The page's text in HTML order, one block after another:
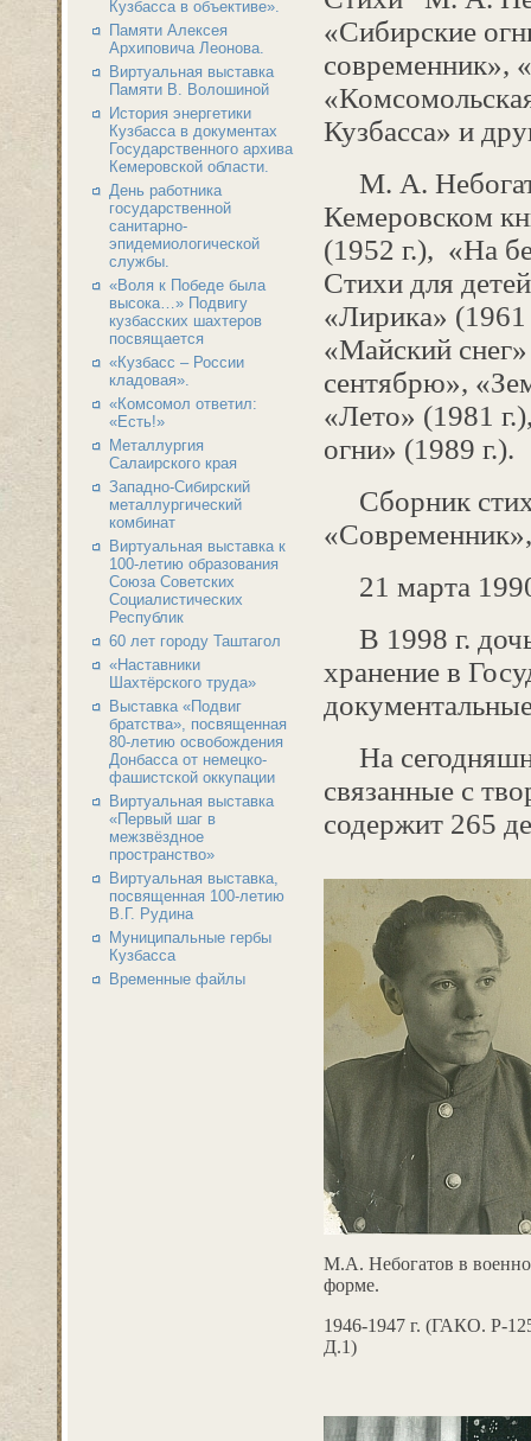
Кузбасса в объективе».
Памяти Алексея
Архиповича Леонова.
Виртуальная выставка
Памяти В. Волошиной
История энергетики
Кузбасса в документах
Государственного архива
Кемеровской области.
День работника
государственной
санитарно-
эпидемиологической
службы.
«Воля к Победе была
высока…» Подвигу
кузбасских шахтеров
посвящается
«Кузбасс – России
кладовая».
«Комсомол ответил:
«Есть!»
Металлургия
Салаирского края
Западно-Сибирский
металлургический
комбинат
Виртуальная выставка к
100-летию образования
Союза Советских
Социалистических
Республик
60 лет городу Таштагол
«Наставники
Шахтёрского труда»
Выставка «Подвиг
братства», посвященная
80-летию освобождения
Донбасса от немецко-
фашистской оккупации
Виртуальная выставка
«Первый шаг в
межзвёздное
пространство»
Виртуальная выставка,
посвященная 100-летию
В.Г. Рудина
Муниципальные гербы
Кузбасса
Временные файлы
«Сибирские
современник»,
Кузбасса» и
М. А.
Кемеровском
(1952 г.), «На
Стихи для
«Лирика» (1961
«Майский
сентябрю»,
«Лето» (1981
огни» (1989 г.).
Сборник
21 марта
В 1998 г.
хранение в
На
связанные с
содержит 265
М.А. Небогатов в
форме.
1946-1947 г. (ГАКО. Р-
Д.1)